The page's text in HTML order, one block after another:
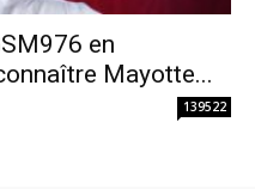
en
Mayotte...
139522